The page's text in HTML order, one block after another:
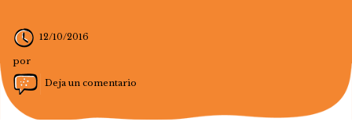
12/10/2016
por
Deja un comentario